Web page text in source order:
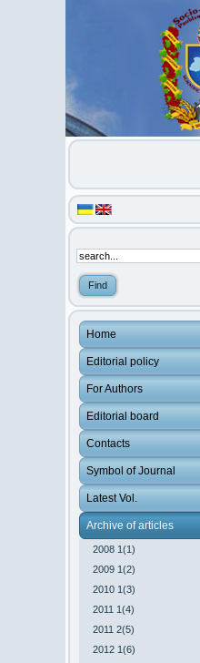
Home
Editorial policy
For Authors
Editorial board
Contacts
Symbol of Journal
Latest Vol.
Archive of articles
2008 1(1)
2009 1(2)
2010 1(3)
2011 1(4)
2011 2(5)
2012 1(6)